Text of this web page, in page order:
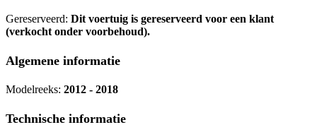
Gereserveerd: Dit voertuig is gereserveerd voor een klant
(verkocht onder voorbehoud).
Algemene informatie
Modelreeks: 2012 - 2018
Technische informatie